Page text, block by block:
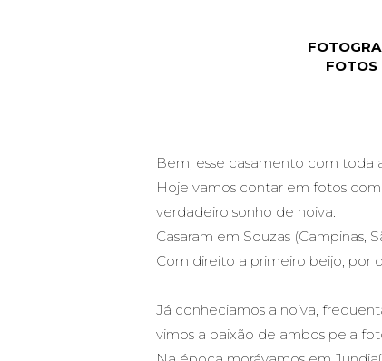
FOTOS
Bem, esse casamento com toda
Hoje vamos contar em fotos
verdadeiro sonho de noiva.
Casaram em Souzas (Campinas,
Com direito a primeiro beijo, por
Já conheciamos a noiva,
vimos a paixão de ambos pela